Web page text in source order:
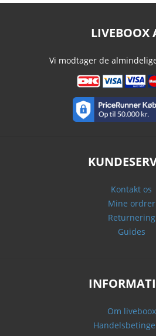
LIVEBOOX
Vi modtager de
Kontakt os
Mine ordrer
Returnering
Guides
Om liveboox